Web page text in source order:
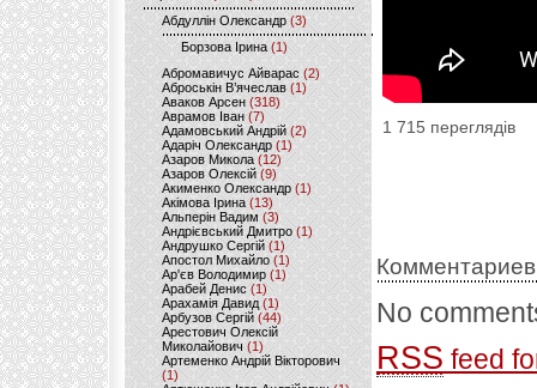
Абдуллін Олександр (3)
Борзова Ірина(1)
Абромавичус Айварас (2)
Аброськін В’ячеслав(1)
Аваков Арсен (318)
Аврамов Іван (7)
Адамовський Андрій(2)
Адаріч Олександр (1)
Азаров Микола (12)
Азаров Олексій (9)
Акименко Олександр(1)
Акімова Ірина(13)
Альперін Вадим (3)
Андрієвський Дмитро(1)
Андрушко Сергій(1)
Апостол Михайло(1)
Ар'єв Володимир (1)
Арабей Денис(1)
Арахамія Давид (1)
Арбузов Сергій (44)
Арестович Олексій
Миколайович(1)
Артеменко Андрій Вікторович
(1)
1 715 переглядів
No
RSS feed